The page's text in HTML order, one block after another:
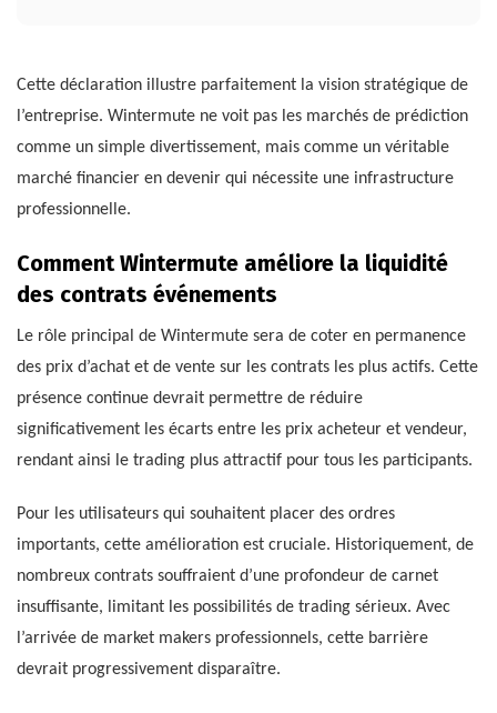
Cette déclaration illustre parfaitement la vision stratégique de
l’entreprise. Wintermute ne voit pas les marchés de prédiction
comme un simple divertissement, mais comme un véritable
marché financier en devenir qui nécessite une infrastructure
professionnelle.
Comment Wintermute améliore la liquidité
des contrats événements
Le rôle principal de Wintermute sera de coter en permanence
des prix d’achat et de vente sur les contrats les plus actifs. Cette
présence continue devrait permettre de réduire
significativement les écarts entre les prix acheteur et vendeur,
rendant ainsi le trading plus attractif pour tous les participants.
Pour les utilisateurs qui souhaitent placer des ordres
importants, cette amélioration est cruciale. Historiquement, de
nombreux contrats souffraient d’une profondeur de carnet
insuffisante, limitant les possibilités de trading sérieux. Avec
l’arrivée de market makers professionnels, cette barrière
devrait progressivement disparaître.